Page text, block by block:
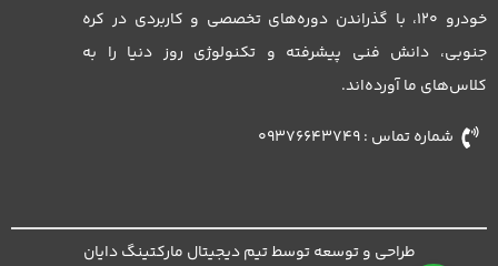
خودرو 120، با گذراندن دوره‌های تخصصی و کاربردی در کره
جنوبی، دانش فنی پیشرفته و تکنولوژی روز دنیا را به
کلاس‌های ما آورده‌اند.
شماره تماس : 09376643749
طراحی و توسعه توسط تیم دیجیتال مارکتینگ دایان